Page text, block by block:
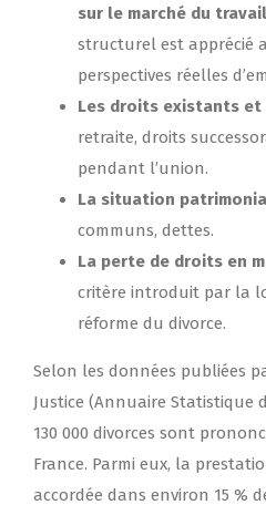
sur le marché du travail
structurel est apprécié
perspectives réelles
Les droits existants et
retraite, droits
pendant l’union.
La situation
communs, dettes.
La perte de droits en
critère introduit par la
réforme du divorce.
Selon les données publiées
Justice (Annuaire Statistique
130 000 divorces sont
France. Parmi eux, la
accordée dans environ 15 %